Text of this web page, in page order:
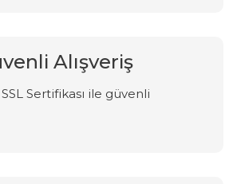
Alışveriş
Sertifikası ile güvenli